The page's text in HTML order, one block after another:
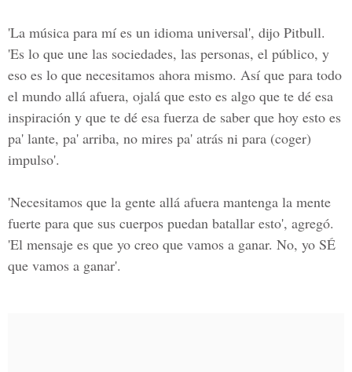
'La música para mí es un idioma universal', dijo Pitbull.
'Es lo que une las sociedades, las personas, el público, y
eso es lo que necesitamos ahora mismo. Así que para todo
el mundo allá afuera, ojalá que esto es algo que te dé esa
inspiración y que te dé esa fuerza de saber que hoy esto es
pa' lante, pa' arriba, no mires pa' atrás ni para (coger)
impulso'.
'Necesitamos que la gente allá afuera mantenga la mente
fuerte para que sus cuerpos puedan batallar esto', agregó.
'El mensaje es que yo creo que vamos a ganar. No, yo SÉ
que vamos a ganar'.